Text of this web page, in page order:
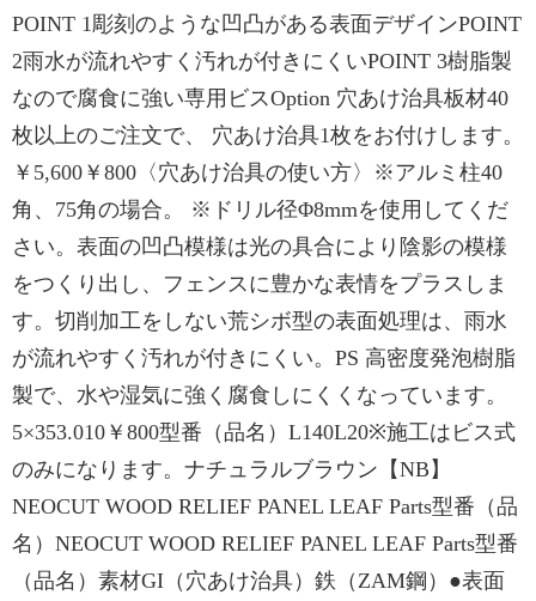
POINT 1彫刻のような凹凸がある表面デザインPOINT
2雨水が流れやすく汚れが付きにくいPOINT 3樹脂製
なので腐食に強い専用ビスOption 穴あけ治具板材40
枚以上のご注文で、 穴あけ治具1枚をお付けします。
￥5,600￥800〈穴あけ治具の使い方〉※アルミ柱40
角、75角の場合。 ※ドリル径Φ8mmを使用してくだ
さい。表面の凹凸模様は光の具合により陰影の模様
をつくり出し、フェンスに豊かな表情をプラスしま
す。切削加工をしない荒シボ型の表面処理は、雨水
が流れやすく汚れが付きにくい。PS 高密度発泡樹脂
製で、水や湿気に強く腐食しにくくなっています。
5×353.010￥800型番（品名）L140L20※施工はビス式
のみになります。ナチュラルブラウン【NB】
NEOCUT WOOD RELIEF PANEL LEAF Parts型番（品
名）NEOCUT WOOD RELIEF PANEL LEAF Parts型番
（品名）素材GI（穴あけ治具）鉄（ZAM鋼）●表面